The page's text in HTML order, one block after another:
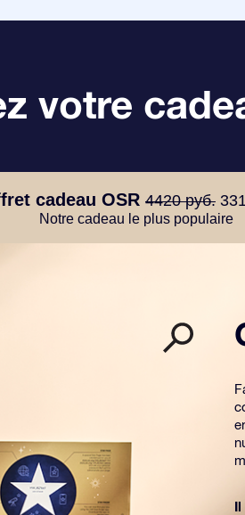
votre
cadeau OSR 4420 руб.
Notre cadeau le plus populaire
Il